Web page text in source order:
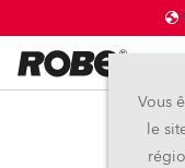
Vous
le